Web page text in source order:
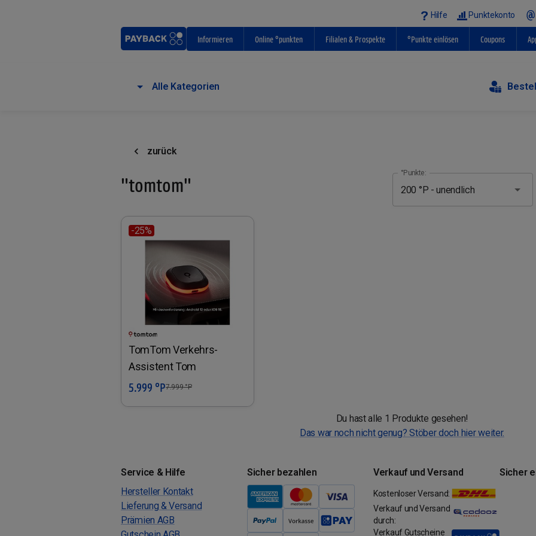
Hilfe Punktekonto
Informieren Online °punkten Filialen & Prospekte °Punkte einlösen Coupons
Alle Kategorien
zurück
"tomtom"
°Punkte:
-25%
TomTom Verkehrs-
Assistent Tom
In den Warenkorb
5.999 °P7.999°P
Du hast alle 1 Produkte gesehen!
Das war noch nicht genug? Stöber doch hier weiter.
Service & Hilfe
Hersteller Kontakt
Lieferung & Versand
Prämien AGB
Sicher bezahlen Verkauf und Versand
Kostenloser Versand:
Verkauf und Versand
durch:
Verkauf Gutscheine
Sicher